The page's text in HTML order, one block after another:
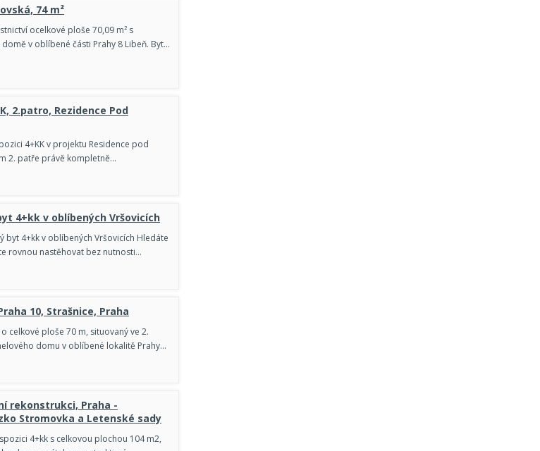
74 m²
ocelkové ploše 70,09 m² s
v oblíbené části Prahy 8 Libeň. Byt…
2.patro, Rezidence Pod
4+KK v projektu Residence pod
2. patře právě kompletně…
4+kk v oblíbených Vršovicích
4+kk v oblíbených Vršovicích Hledáte
rovnou nastěhovat bez nutnosti…
10, Strašnice, Praha
celkové ploše 70 m, situovaný ve 2.
domu v oblíbené lokalitě Prahy…
rekonstrukci, Praha -
Stromovka a Letenské sady
4+kk s celkovou plochou 104 m2,